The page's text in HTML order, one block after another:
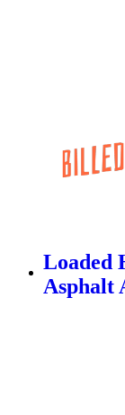
Loaded
Asphalt